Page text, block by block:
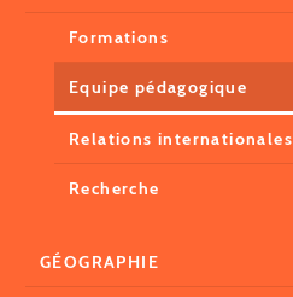
Formations
Equipe pédagogique
Relations internationales
Recherche
GÉOGRAPHIE